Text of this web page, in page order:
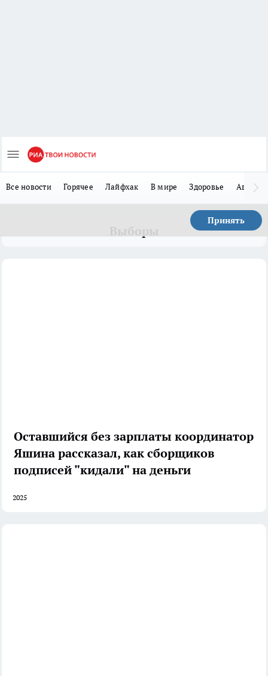
Все новости Горячее Лайфхак В мире Здоровье Авто
Принять
Оставшийся без зарплаты координатор
Яшина рассказал, как сборщиков
подписей "кидали" на деньги
2025